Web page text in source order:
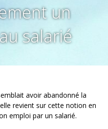
un
salarié
avoir abandonné la
revient sur cette notion en
emploi par un salarié.